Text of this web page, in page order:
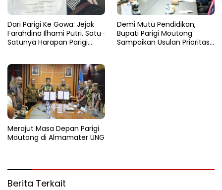
Dari Parigi Ke Gowa: Jejak
Farahdina Ilhami Putri, Satu-
Satunya Harapan Parigi
Demi Mutu Pendidikan,
Bupati Parigi Moutong
Sampaikan Usulan Prioritas
Merajut Masa Depan Parigi
Moutong di Almamater UNG
Berita Terkait